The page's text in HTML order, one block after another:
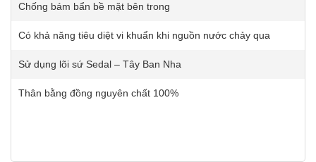
Chống bám bẩn bề mặt bên trong
Có khả năng tiêu diệt vi khuẩn khi nguồn nước chảy qua
Sử dụng lõi sứ Sedal – Tây Ban Nha
Thân bằng đồng nguyên chất 100%